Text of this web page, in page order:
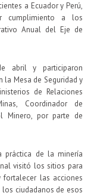
a Ecuador y Perú,
cumplimiento a los
Anual del Eje de
abril y participaron
la Mesa de Seguridad y
de Relaciones
Coordinador de
Minero, por parte de
práctica de la minería
visitó los sitios para
las acciones
ciudadanos de esos